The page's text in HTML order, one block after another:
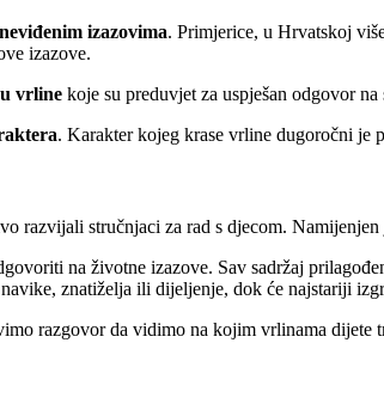
izazovima. Primjerice, u Hrvatskoj
izazove.
vrline koje su preduvjet za uspješan odgovor
. Karakter kojeg krase vrline dugoročni je
razvijali stručnjaci za rad s djecom. Namijenjen
na životne izazove. Sav sadržaj
znatiželja ili dijeljenje, dok će najstariji
razgovor da vidimo na kojim vrlinama dijete